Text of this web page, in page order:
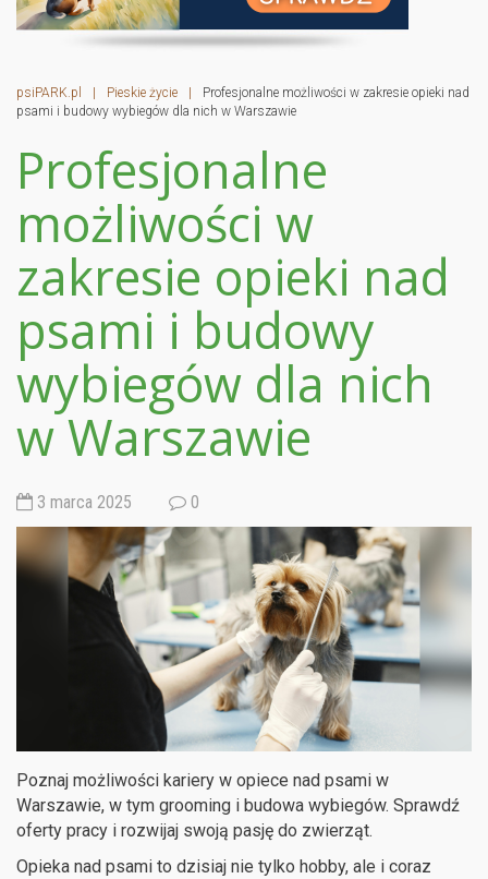
psiPARK.pl | Pieskie życie |
Profesjonalne możliwości w zakresie opieki nad
psami i budowy wybiegów dla nich w Warszawie
Profesjonalne
możliwości w
zakresie opieki nad
psami i budowy
wybiegów dla nich
w Warszawie
3 marca 2025 0
Poznaj możliwości kariery w opiece nad psami w
Warszawie, w tym grooming i budowa wybiegów. Sprawdź
oferty pracy i rozwijaj swoją pasję do zwierząt.
Opieka nad psami to dzisiaj nie tylko hobby, ale i coraz